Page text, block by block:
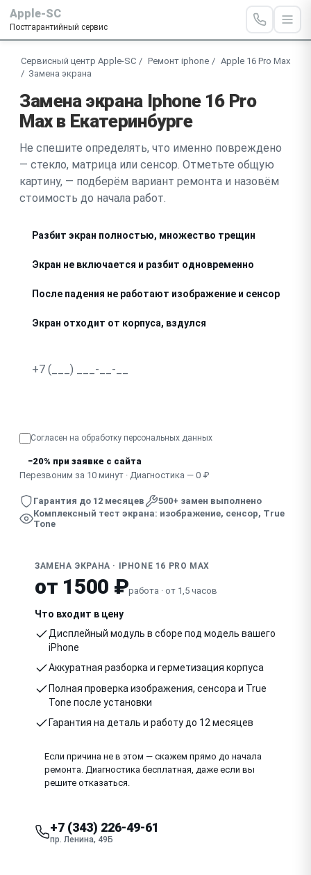
Apple-SC
Постгарантийный сервис
Сервисный центр Apple-SC Ремонт iphone
Apple 16 Pro Max
Замена экрана
Замена экрана Iphone 16 Pro
Max в Екатеринбурге
Не спешите определять, что именно повреждено
— стекло, матрица или сенсор. Отметьте общую
картину, — подберём вариант ремонта и назовём
стоимость до начала работ.
Разбит экран полностью, множество трещин
Экран не включается и разбит одновременно
После падения не работают изображение и сенсор
Экран отходит от корпуса, вздулся
Согласен на обработку персональных данных
−20% при заявке с сайта
Перезвоним за 10 минут · Диагностика — 0 ₽
Гарантия до 12 месяцев
500+ замен выполнено
Комплексный тест экрана: изображение, сенсор, True
Tone
ЗАМЕНА ЭКРАНА · IPHONE 16 PRO MAX
от 1500 ₽работа · от 1,5 часов
Что входит в цену
Дисплейный модуль в сборе под модель вашего
iPhone
Аккуратная разборка и герметизация корпуса
Полная проверка изображения, сенсора и True
Tone после установки
Гарантия на деталь и работу до 12 месяцев
Если причина не в этом — скажем прямо до начала
ремонта. Диагностика бесплатная, даже если вы
решите отказаться.
+7 (343) 226-49-61
пр. Ленина, 49Б